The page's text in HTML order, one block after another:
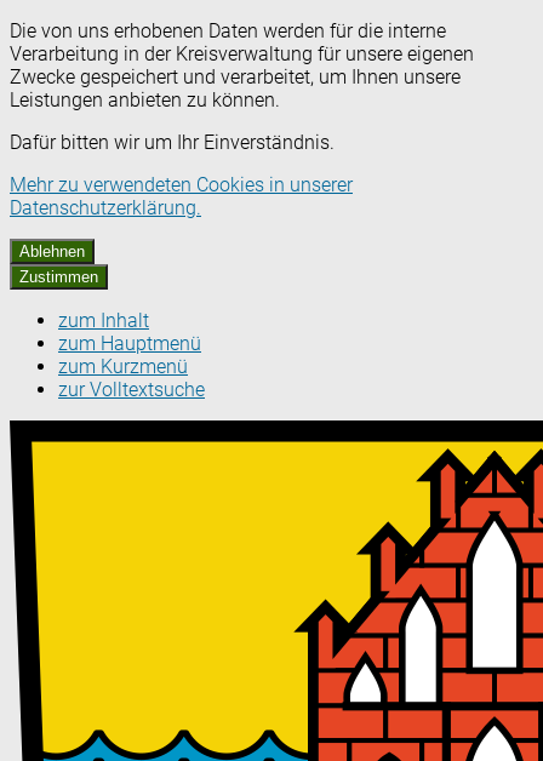
Die von uns erhobenen Daten werden für die interne
Verarbeitung in der Kreisverwaltung für unsere eigenen
Zwecke gespeichert und verarbeitet, um Ihnen unsere
Leistungen anbieten zu können.
Dafür bitten wir um Ihr Einverständnis.
Mehr zu verwendeten Cookies in unserer
Datenschutzerklärung.
Ablehnen
Zustimmen
zum Inhalt
zum Hauptmenü
zum Kurzmenü
zur Volltextsuche